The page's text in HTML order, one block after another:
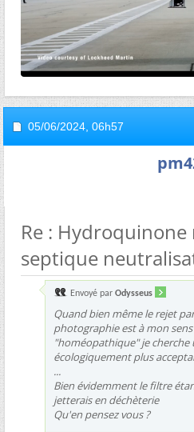
05/06/2024, 06h57
Re : Hydroquinone
septique
Envoyé par Odysseus
Quand bien même le rejet
photographie est à mon
"homéopathique" je cherche
écologiquement plus
...
Bien évidemment le filtre
jetterais en déchèterie
Qu'en pensez vous ?